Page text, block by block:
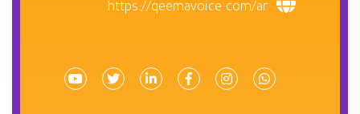
https://qeemavoice.com/ar